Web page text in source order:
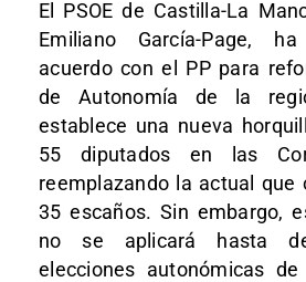
El PSOE de Castilla-La
Emiliano García-Page,
acuerdo con el PP para
de Autonomía de la
establece una nueva
55 diputados en las
reemplazando la actual que
35 escaños. Sin embargo,
no se aplicará hasta
elecciones autonómicas